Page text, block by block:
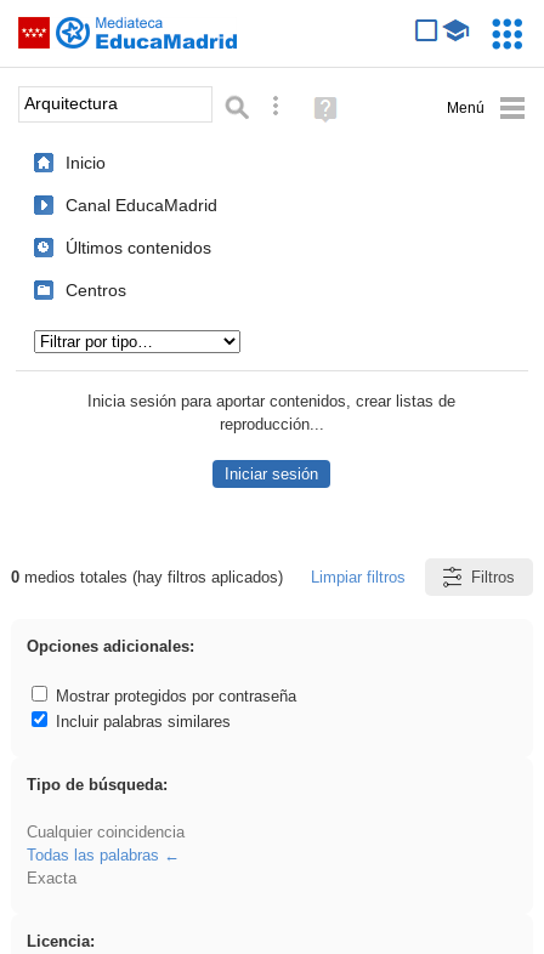
Saltar navegación
Palabra o frase: Búsqueda avanzada
Ayuda
(en
Inicio
Canal EducaMadrid
Últimos contenidos
Centros
Inicia sesión para aportar contenidos, crear listas de
reproducción...
Iniciar sesión
Resultados de: Arquitectura
0medios totales (hay filtros aplicados) Limpiar filtros Filtros
Opciones adicionales:
Mostrar protegidos por contraseña
Incluir palabras similares
Tipo de búsqueda:
Cualquier coincidencia
Todas las palabras
Exacta
Licencia: